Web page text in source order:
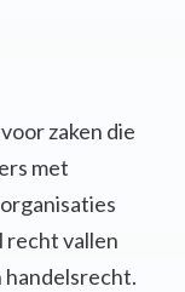
zaken die
met
recht vallen